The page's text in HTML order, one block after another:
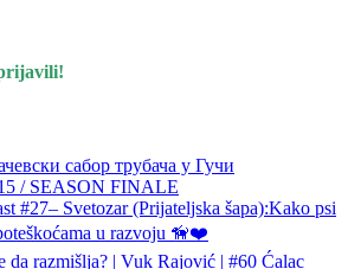
сабор трубача у Гучи
/ SEASON FINALE
#27– Svetozar (Prijateljska šapa):Kako psi
u razvoju 🦮❤️
da razmišlja? | Vuk Rajović | #60 Ćalac